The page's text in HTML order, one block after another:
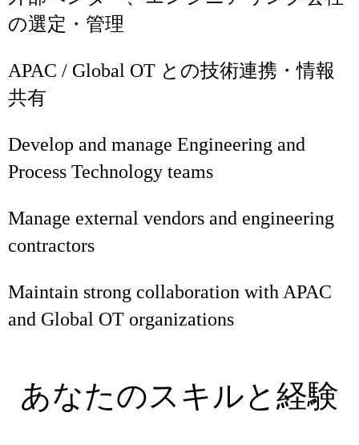
の選定・管理
APAC / Global OT との技術連携・情報
共有
Develop and manage Engineering and
Process Technology teams
Manage external vendors and engineering
contractors
Maintain strong collaboration with APAC
and Global OT organizations
あなたのスキルと経験